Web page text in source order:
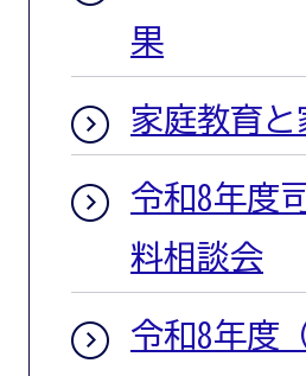
果
家庭教育と
令和8年度
料相談会
令和8年度